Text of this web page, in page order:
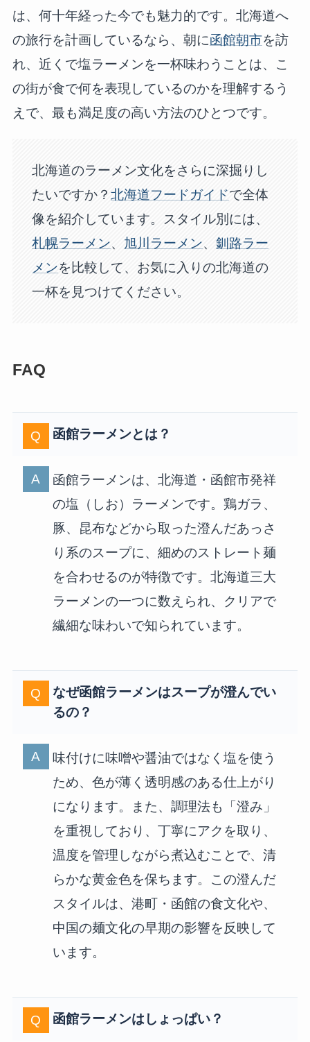
は、何十年経った今でも魅力的です。北海道へ
の旅行を計画しているなら、朝に函館朝市を訪
れ、近くで塩ラーメンを一杯味わうことは、こ
の街が食で何を表現しているのかを理解するう
えで、最も満足度の高い方法のひとつです。
北海道のラーメン文化をさらに深掘りし
たいですか？北海道フードガイドで全体
像を紹介しています。スタイル別には、
札幌ラーメン、 旭川ラーメン、釧路ラー
メンを比較して、お気に入りの北海道の
一杯を見つけてください。
FAQ
函館ラーメンとは？
函館ラーメンは、北海道・函館市発祥
の塩（しお）ラーメンです。鶏ガラ、
豚、昆布などから取った澄んだあっさ
り系のスープに、細めのストレート麺
を合わせるのが特徴です。北海道三大
ラーメンの一つに数えられ、クリアで
繊細な味わいで知られています。
なぜ函館ラーメンはスープが澄んでい
るの？
味付けに味噌や醤油ではなく塩を使う
ため、色が薄く透明感のある仕上がり
になります。また、調理法も「澄み」
を重視しており、丁寧にアクを取り、
温度を管理しながら煮込むことで、清
らかな黄金色を保ちます。この澄んだ
スタイルは、港町・函館の食文化や、
中国の麺文化の早期の影響を反映して
います。
函館ラーメンはしょっぱい？